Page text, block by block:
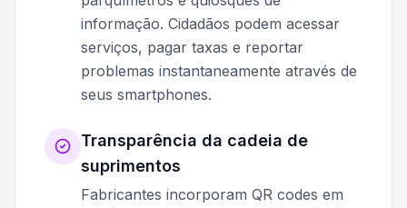
informação. Cidadãos podem acessar
serviços, pagar taxas e reportar
problemas instantaneamente através de
seus smartphones.
Transparência da cadeia de
suprimentos
Fabricantes incorporam QR codes em